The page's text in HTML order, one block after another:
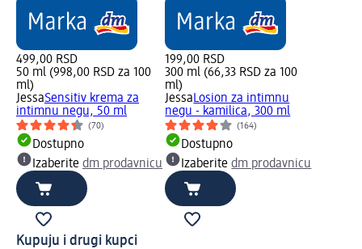
499,00 RSD
50 ml (998,00 RSD za 100
ml)
JessaSensitiv krema za
intimnu negu, 50 ml
(70)
Dostupno
Izaberite dm prodavnicu
199,00 RSD
300 ml (66,33 RSD za 100
ml)
JessaLosion za intimnu
negu - kamilica, 300 ml
(164)
Dostupno
Izaberitedm prodavnicu
Kupuju i drugi kupci